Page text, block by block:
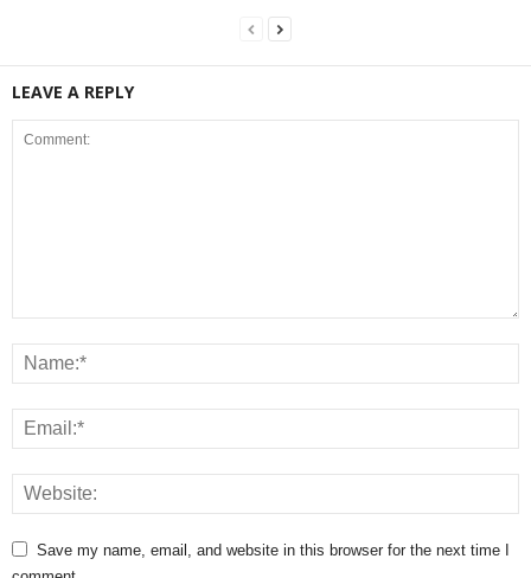
LEAVE A REPLY
Save my name, email, and website in this browser for the next time I